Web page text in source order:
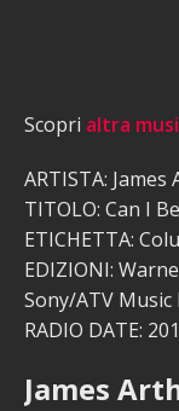
Scopri altra
ARTISTA:
TITOLO: Can I
ETICHETTA:
EDIZIONI:
Sony/ATV
RADIO DATE:
James